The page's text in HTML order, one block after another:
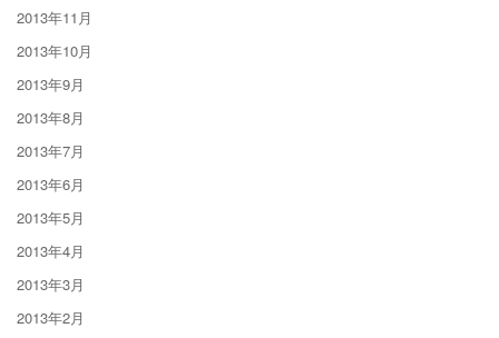
2013年11月
2013年10月
2013年9月
2013年8月
2013年7月
2013年6月
2013年5月
2013年4月
2013年3月
2013年2月